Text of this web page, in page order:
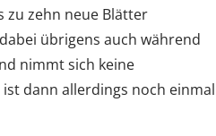
zu zehn neue Blätter
übrigens auch während
nimmt sich keine
dann allerdings noch einmal